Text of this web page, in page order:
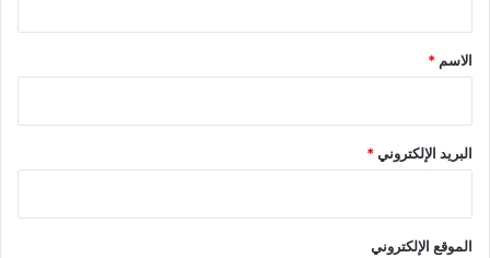
*
الاسم *
البريد الإلكتروني*
الموقع الإلكتروني